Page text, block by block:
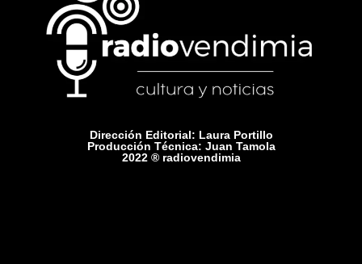
Dirección Editorial: Laura Portillo
Producción Técnica: Juan Tamola
2022 ® radiovendimia